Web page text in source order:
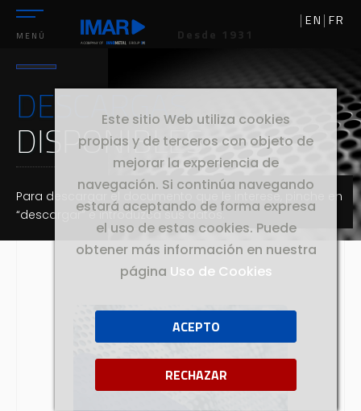
MENÚ Desde 1931
EN FR
Este sitio Web utiliza cookies
propias y de terceros con objeto de
mejorar la experiencia de
navegación. Si continúa navegando
estará aceptando de forma expresa
el uso de estas cookies. Puede
obtener más información en nuestra
página Uso de Cookies
ACEPTO
RECHAZAR
DESCARGAS
DISPONIBLES
Para descargar el documento que le interese, pinche en
“descargar” e introduzca sus datos.